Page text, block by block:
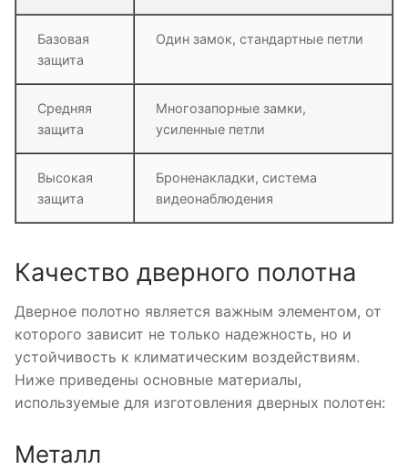
Базовая
защита
Один замок, стандартные петли
Средняя
защита
Многозапорные замки,
усиленные петли
Высокая
защита
Броненакладки, система
видеонаблюдения
Качество дверного полотна
Дверное полотно является важным элементом, от
которого зависит не только надежность, но и
устойчивость к климатическим воздействиям.
Ниже приведены основные материалы,
используемые для изготовления дверных полотен:
Металл